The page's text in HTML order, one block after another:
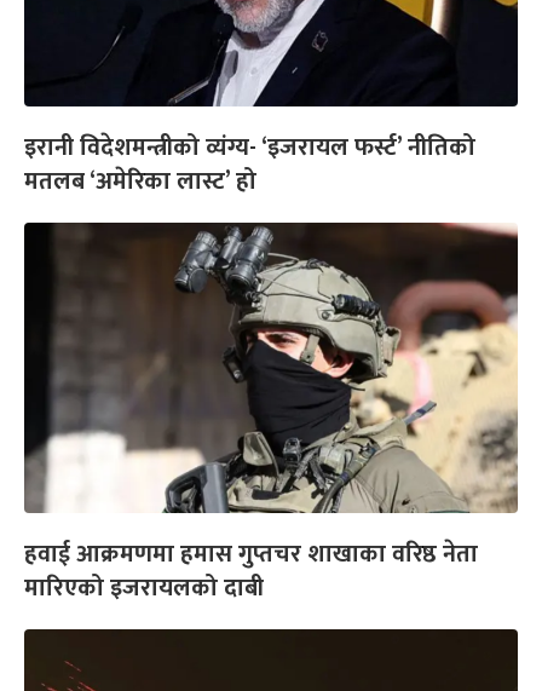
इरानी विदेशमन्त्रीको व्यंग्य- ‘इजरायल फर्स्ट’ नीतिको
मतलब ‘अमेरिका लास्ट’ हो
हवाई आक्रमणमा हमास गुप्तचर शाखाका वरिष्ठ नेता
मारिएको इजरायलको दाबी